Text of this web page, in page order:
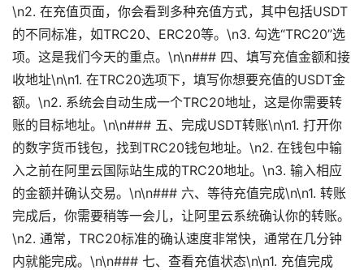
\n2. 在充值页面，你会看到多种充值方式，其中包括USDT
的不同标准，如TRC20、ERC20等。\n3. 勾选“TRC20”选
项。这是我们今天的重点。\n\n### 四、填写充值金额和接
收地址\n\n1. 在TRC20选项下，填写你想要充值的USDT金
额。\n2. 系统会自动生成一个TRC20地址，这是你需要转
账的目标地址。\n\n### 五、完成USDT转账\n\n1. 打开你
的数字货币钱包，找到TRC20钱包地址。\n2. 在钱包中输
入之前在阿里云国际站生成的TRC20地址。\n3. 输入相应
的金额并确认交易。\n\n### 六、等待充值完成\n\n1. 转账
完成后，你需要稍等一会儿，让阿里云系统确认你的转账。
\n2. 通常，TRC20标准的确认速度非常快，通常在几分钟
内就能完成。\n\n### 七、查看充值状态\n\n1. 充值完成